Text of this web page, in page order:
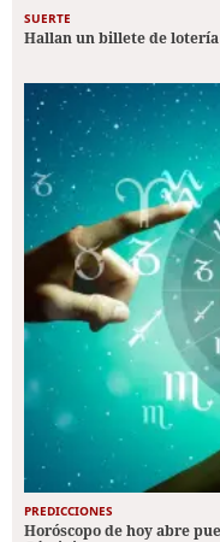
SUERTE
Hallan un billete de
PREDICCIONES
Horóscopo de hoy abre